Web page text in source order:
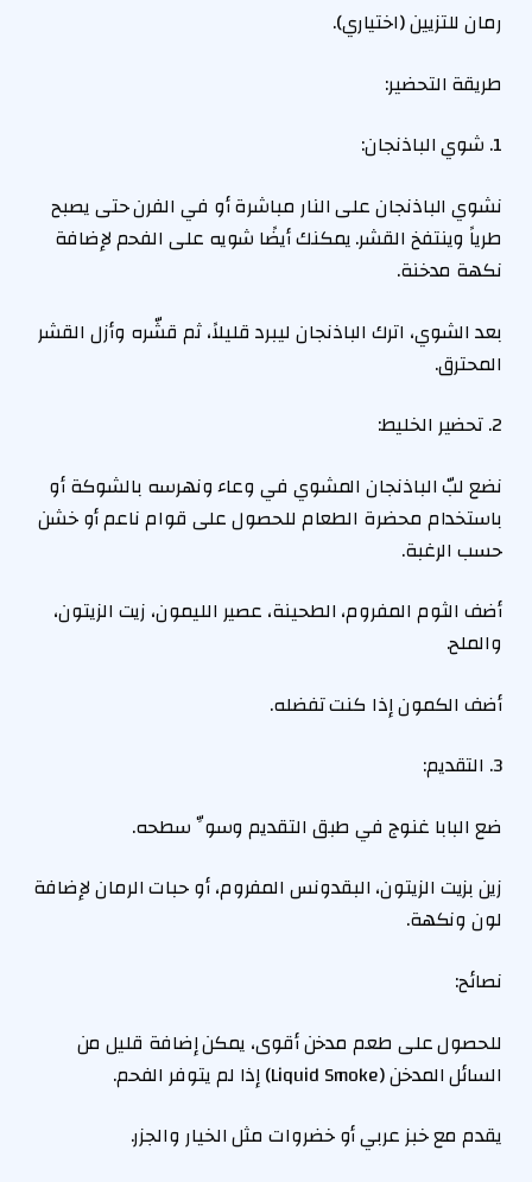
رمان للتزيين (اختياري).
طريقة التحضير:
1. شوي الباذنجان:
نشوي الباذنجان على النار مباشرة أو في الفرن حتى يصبح
طرياً وينتفخ القشر. يمكنك أيضًا شويه على الفحم لإضافة
نكهة مدخنة.
بعد الشوي، اترك الباذنجان ليبرد قليلاً، ثم قشّره وأزل القشر
المحترق.
2. تحضير الخليط:
نضع لبّ الباذنجان المشوي في وعاء ونهرسه بالشوكة أو
باستخدام محضرة الطعام للحصول على قوام ناعم أو خشن
حسب الرغبة.
أضف الثوم المفروم، الطحينة، عصير الليمون، زيت الزيتون،
والملح.
أضف الكمون إذا كنت تفضله.
3. التقديم:
ضع البابا غنوج في طبق التقديم وسوِّ سطحه.
زين بزيت الزيتون، البقدونس المفروم، أو حبات الرمان لإضافة
لون ونكهة.
نصائح:
للحصول على طعم مدخن أقوى، يمكن إضافة قليل من
السائل المدخن (Liquid Smoke) إذا لم يتوفر الفحم.
يقدم مع خبز عربي أو خضروات مثل الخيار والجزر.